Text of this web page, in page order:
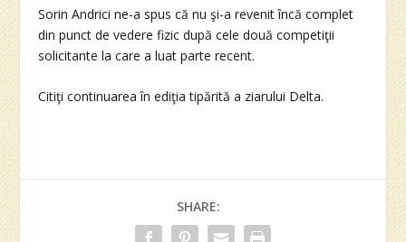
Sorin Andrici ne-a spus că nu şi-a revenit încă complet
din punct de vedere fizic după cele două competiţii
solicitante la care a luat parte recent.
Citiţi continuarea în ediţia tipărită a ziarului Delta.
SHARE: